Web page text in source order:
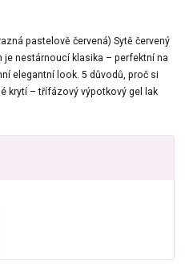
pastelově červená) Sytě červený
je nestárnoucí klasika – perfektní na
elegantní look. 5 důvodů, proč si
krytí – třífázový výpotkový gel lak